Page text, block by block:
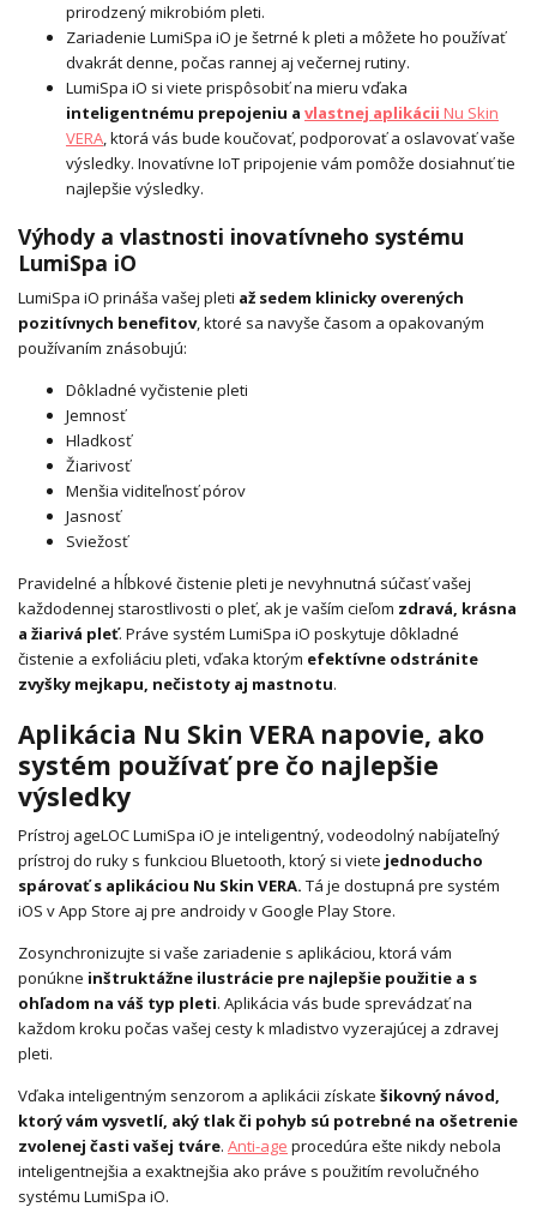
prirodzený mikrobióm pleti.
Zariadenie LumiSpa iO je šetrné k pleti a môžete ho používať
dvakrát denne, počas rannej aj večernej rutiny.
LumiSpa iO si viete prispôsobiť na mieru vďaka
inteligentnému prepojeniu a vlastnej aplikácii Nu Skin
VERA, ktorá vás bude koučovať, podporovať a oslavovať vaše
výsledky. Inovatívne IoT pripojenie vám pomôže dosiahnuť tie
najlepšie výsledky.
Výhody a vlastnosti inovatívneho systému
LumiSpa iO
LumiSpa iO prináša vašej pleti až sedem klinicky overených
pozitívnych benefitov, ktoré sa navyše časom a opakovaným
používaním znásobujú:
Dôkladné vyčistenie pleti
Jemnosť
Hladkosť
Žiarivosť
Menšia viditeľnosť pórov
Jasnosť
Sviežosť
Pravidelné a hĺbkové čistenie pleti je nevyhnutná súčasť vašej
každodennej starostlivosti o pleť, ak je vaším cieľom zdravá, krásna
a žiarivá pleť. Práve systém LumiSpa iO poskytuje dôkladné
čistenie a exfoliáciu pleti, vďaka ktorým efektívne odstránite
zvyšky mejkapu, nečistoty aj mastnotu.
Aplikácia Nu Skin VERA napovie, ako
systém používať pre čo najlepšie
výsledky
Prístroj ageLOC LumiSpa iO je inteligentný, vodeodolný nabíjateľný
prístroj do ruky s funkciou Bluetooth, ktorý si viete jednoducho
spárovať s aplikáciou Nu Skin VERA. Tá je dostupná pre systém
iOS v App Store aj pre androidy v Google Play Store.
Zosynchronizujte si vaše zariadenie s aplikáciou, ktorá vám
ponúkne inštruktážne ilustrácie pre najlepšie použitie a s
ohľadom na váš typ pleti. Aplikácia vás bude sprevádzať na
každom kroku počas vašej cesty k mladistvo vyzerajúcej a zdravej
pleti.
Vďaka inteligentným senzorom a aplikácii získate šikovný návod,
ktorý vám vysvetlí, aký tlak či pohyb sú potrebné na ošetrenie
zvolenej časti vašej tváre. Anti-age procedúra ešte nikdy nebola
inteligentnejšia a exaktnejšia ako práve s použitím revolučného
systému LumiSpa iO.